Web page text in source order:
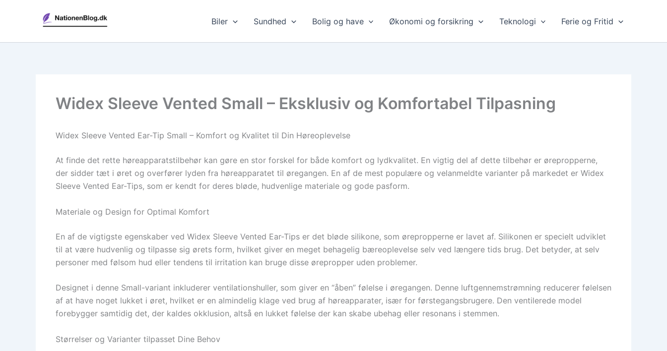
Biler Sundhed Bolig og have Økonomi og forsikring Teknologi Ferie og Fritid
Widex Sleeve Vented Small – Eksklusiv og Komfortabel Tilpasning
Widex Sleeve Vented Ear-Tip Small – Komfort og Kvalitet til Din Høreoplevelse
At finde det rette høreapparatstilbehør kan gøre en stor forskel for både komfort og lydkvalitet. En vigtig del af dette tilbehør er ørepropperne,
der sidder tæt i øret og overfører lyden fra høreapparatet til øregangen. En af de mest populære og velanmeldte varianter på markedet er Widex
Sleeve Vented Ear-Tips, som er kendt for deres bløde, hudvenlige materiale og gode pasform.
Materiale og Design for Optimal Komfort
En af de vigtigste egenskaber ved Widex Sleeve Vented Ear-Tips er det bløde silikone, som ørepropperne er lavet af. Silikonen er specielt udviklet
til at være hudvenlig og tilpasse sig ørets form, hvilket giver en meget behagelig bæreoplevelse selv ved længere tids brug. Det betyder, at selv
personer med følsom hud eller tendens til irritation kan bruge disse ørepropper uden problemer.
Designet i denne Small-variant inkluderer ventilationshuller, som giver en “åben” følelse i øregangen. Denne luftgennemstrømning reducerer følelsen
af at have noget lukket i øret, hvilket er en almindelig klage ved brug af høreapparater, især for førstegangsbrugere. Den ventilerede model
forebygger samtidig det, der kaldes okklusion, altså en lukket følelse der kan skabe ubehag eller resonans i stemmen.
Størrelser og Varianter tilpasset Dine Behov